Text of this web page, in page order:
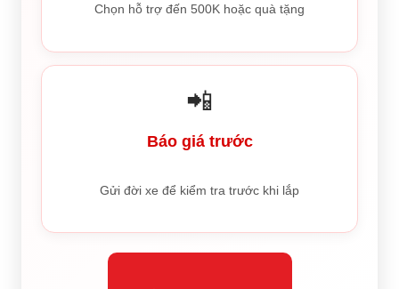
Chọn hỗ trợ đến 500K hoặc quà tặng
📲
Báo giá trước
Gửi đời xe để kiểm tra trước khi lắp